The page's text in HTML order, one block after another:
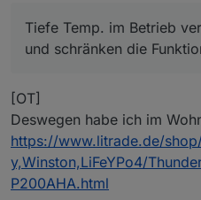
eingelagert werden.
Im Betrieb dagegen gar
teilweise auf über 30°C
Bei e3dc gab es vor
es hatten tatsächlich
Räumen installiert und
Akkus nur noch
Ich verstehe nicht, wie
Tiefe Temp. im Betrieb
und schränken die
[OT]
Deswegen habe ich im
https://www.litrade.de/
y,Winston,LiFeYPo4/
P200AHA.html